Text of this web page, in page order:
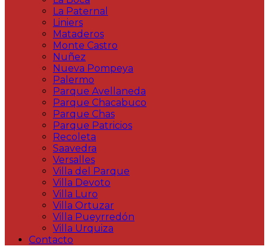
La Paternal
Liniers
Mataderos
Monte Castro
Nuñez
Nueva Pompeya
Palermo
Parque Avellaneda
Parque Chacabuco
Parque Chas
Parque Patricios
Recoleta
Saavedra
Versalles
Villa del Parque
Villa Devoto
Villa Luro
Villa Ortuzar
Villa Pueyrredón
Villa Urquiza
Contacto